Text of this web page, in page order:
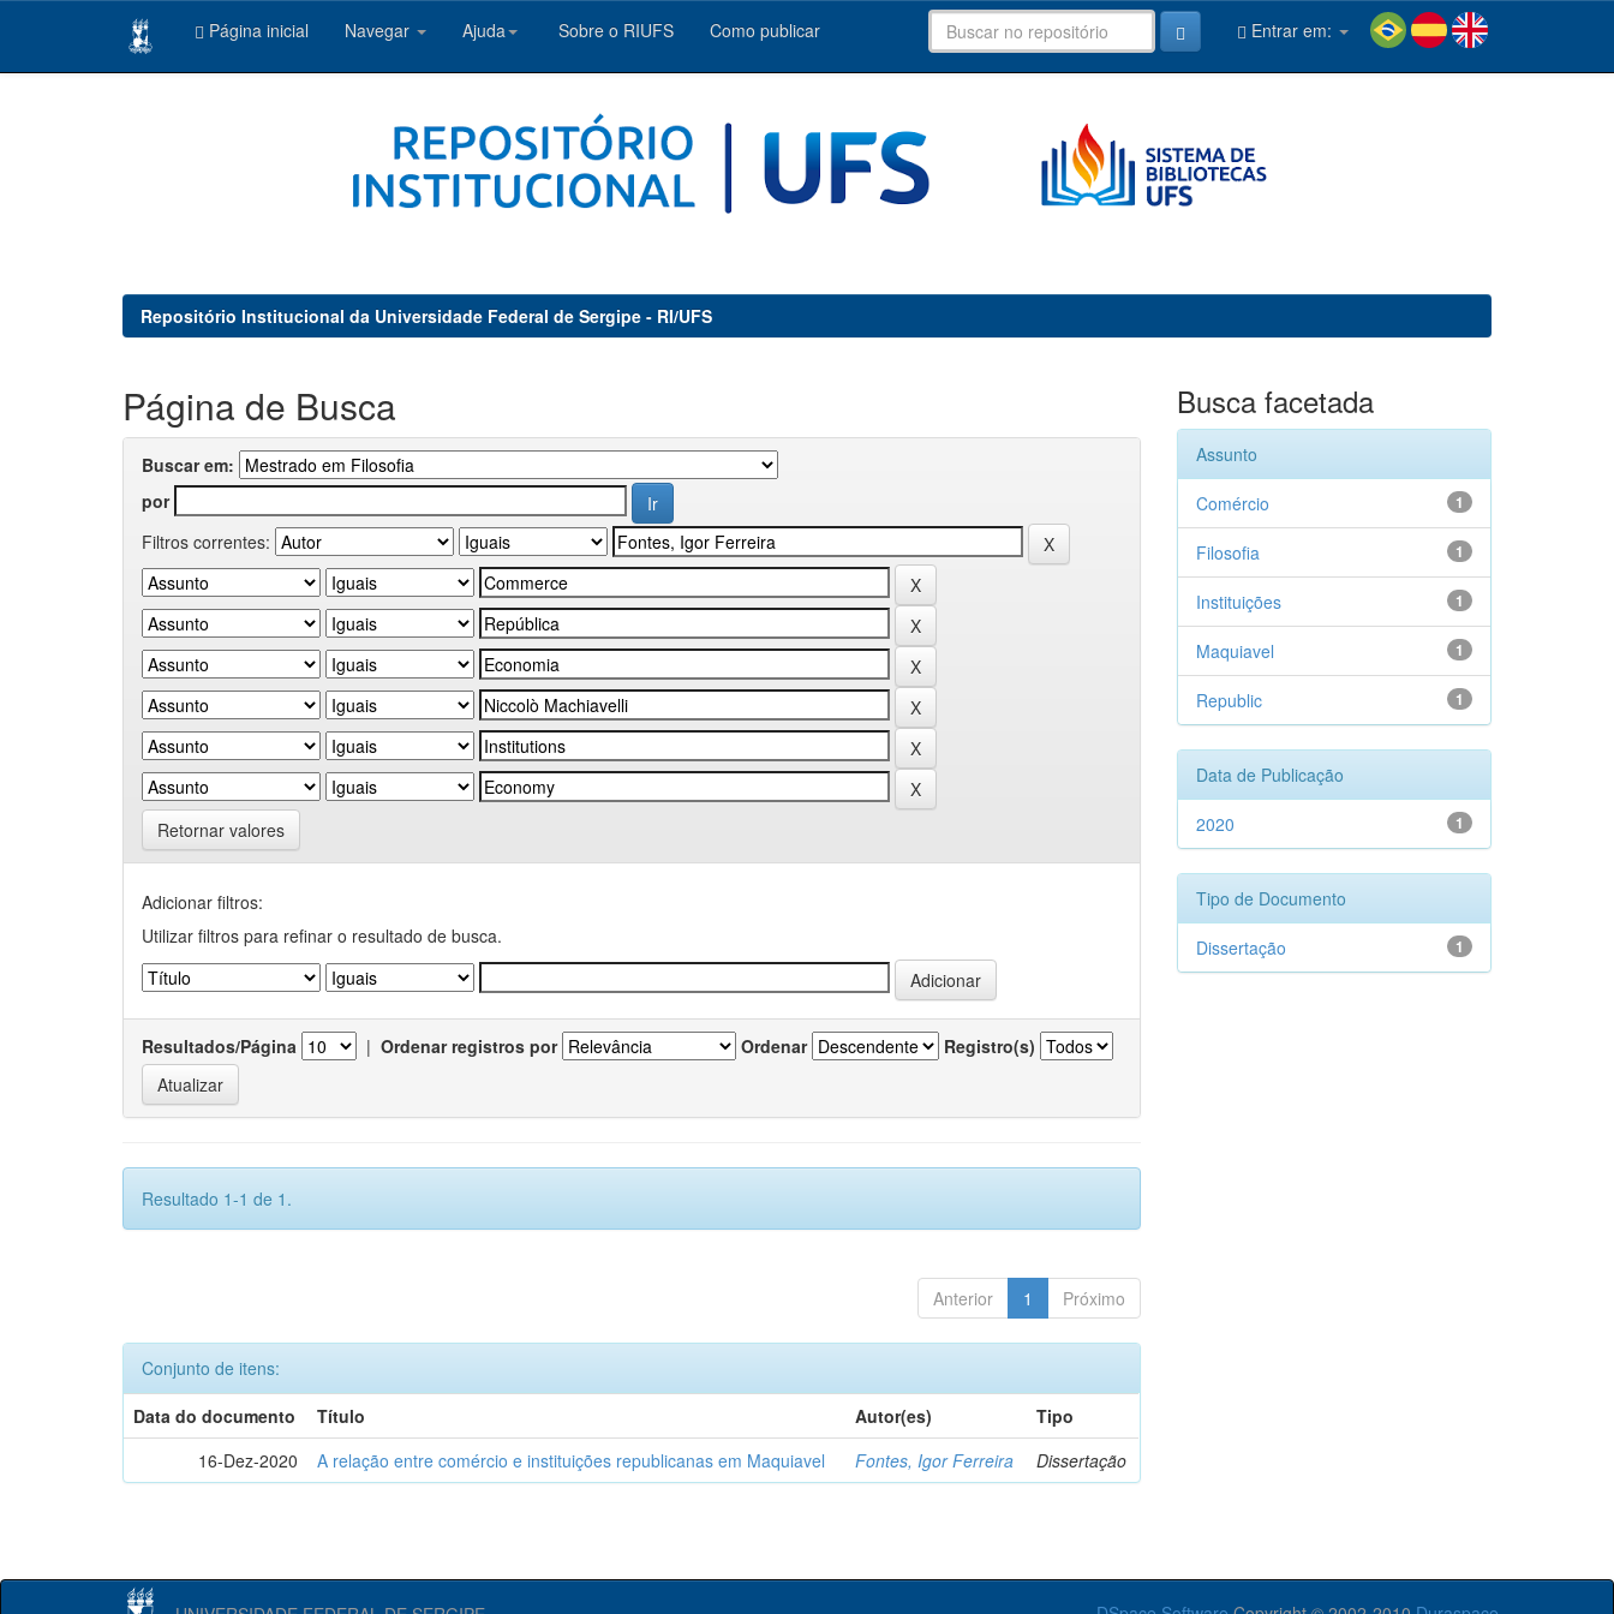
Página inicial Navegar Ajuda Sobre o RIUFS Como publicar Entrar em:
Repositório Institucional da Universidade Federal de Sergipe - RI/UFS
Página de Busca
Buscar em:
por
Filtros correntes:
Retornar valores
Adicionar filtros:
Utilizar filtros para refinar o resultado de busca.
Resultados/Página | Ordenar registros por Ordenar Registro(s)
Resultado 1-1 de 1.
Anterior 1 Próximo
Conjunto de itens:
Data do documento
Título Autor(es)
Tipo
16-Dez-2020
A relação entre comércio e instituições republicanas em Maquiavel Fontes, Igor Ferreira Dissertação
Busca facetada
Assunto
1
Comércio
1
Filosofia
1
Instituições
1
Maquiavel
1
Republic
Data de Publicação
1
2020
Tipo de Documento
1
Dissertação